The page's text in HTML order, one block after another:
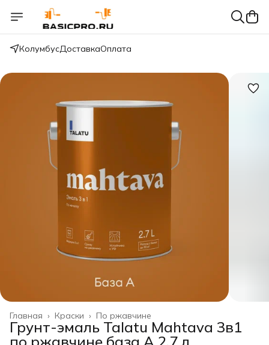
КолумбусДоставкаОплата
По ржавчине
Краски ›
Главная ›
Грунт-эмаль Talatu Mahtava 3в1
по ржавчине база А 2,7 л